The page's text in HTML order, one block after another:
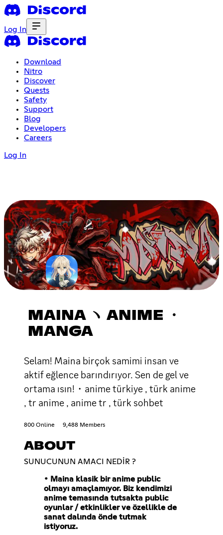
Log In
Download
Nitro
Discover
Quests
Safety
Support
Blog
Developers
Careers
Log In
MAINA ヽ ANIME ・
MANGA
Selam! Maina birçok samimi insan ve
aktif eğlence barındırıyor. Sen de gel ve
ortama ısın!・anime türkiye , türk anime
, tr anime , anime tr , türk sohbet
800 Online 9,488 Members
ABOUT
SUNUCUNUN AMACI NEDİR ?
• Maina klasik bir anime public
olmayı amaçlamıyor. Biz kendimizi
anime temasında tutsakta public
oyunlar / etkinlikler ve özellikle de
sanat dalında önde tutmak
istiyoruz.